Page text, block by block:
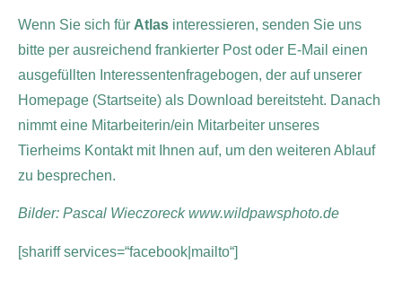
Wenn Sie sich für Atlas interessieren, senden Sie uns
bitte per ausreichend frankierter Post oder E-Mail einen
ausgefüllten Interessentenfragebogen, der auf unserer
Homepage (Startseite) als Download bereitsteht. Danach
nimmt eine Mitarbeiterin/ein Mitarbeiter unseres
Tierheims Kontakt mit Ihnen auf, um den weiteren Ablauf
zu besprechen.
Bilder: Pascal Wieczoreck www.wildpawsphoto.de
[shariff services=“facebook|mailto“]